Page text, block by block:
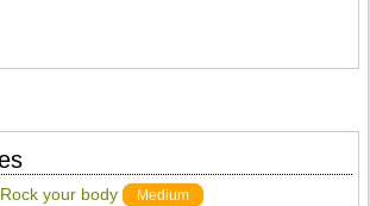
your body Medium